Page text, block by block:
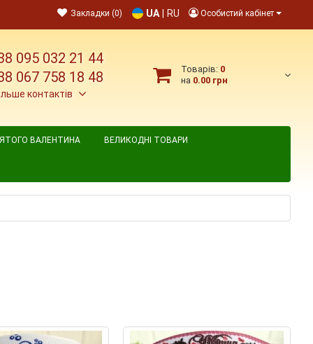
Особистий кабінет
UA RU
Закладки (0)
095 032 21 44
067 758 18 48
контактів
Товарів: 0
на 0.00 грн
ВАЛЕНТИНА ВЕЛИКОДНІ ТОВАРИ